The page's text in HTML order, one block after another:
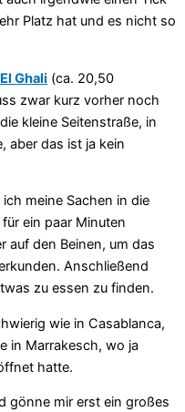
Platz hat und es nicht so
Ghali (ca. 20,50
zwar kurz vorher noch
kleine Seitenstraße, in
aber das ist ja kein
meine Sachen in die
ein paar Minuten
auf den Beinen, um das
Anschließend
zu essen zu finden.
wie in Casablanca,
in Marrakesch, wo ja
hatte.
gönne mir erst ein großes